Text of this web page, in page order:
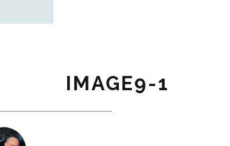
1-IMAGE9